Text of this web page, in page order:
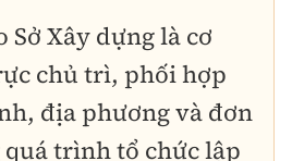
Sở Xây dựng là cơ
chủ trì, phối hợp
địa phương và đơn
trình tổ chức lập